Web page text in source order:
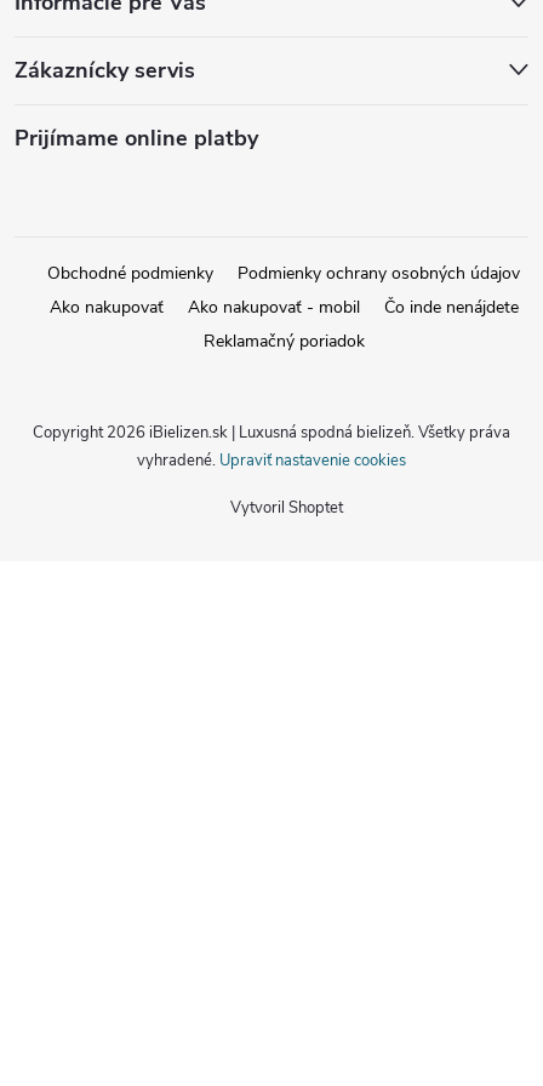
Zákaznícky servis
Prijímame online platby
Obchodné podmienky
Podmienky ochrany osobných údajov
Ako nakupovať
Ako nakupovať - mobil
Čo inde nenájdete
Reklamačný poriadok
Vytvoril Shoptet
Copyright 2026 iBielizen.sk | Luxusná spodná bielizeň. Všetky práva
vyhradené. Upraviť nastavenie cookies